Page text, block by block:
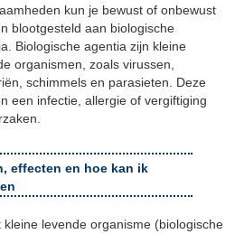
kun je bewust of onbewust
blootgesteld aan biologische
Biologische agentia zijn kleine
organismen, zoals virussen,
schimmels en parasieten. Deze
een infectie, allergie of vergiftiging
effecten en hoe kan ik
levende organisme (biologische